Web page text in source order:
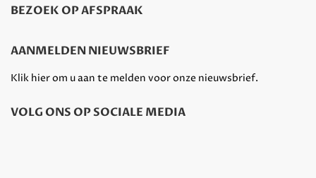
BEZOEK OP AFSPRAAK
AANMELDEN NIEUWSBRIEF
Klik hier om u aan te melden voor onze nieuwsbrief.
VOLG ONS OP SOCIALE MEDIA